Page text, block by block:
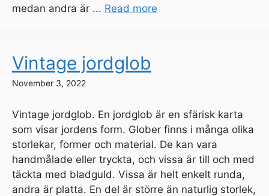
medan andra är ... Read more
Vintage jordglob
November 3, 2022
Vintage jordglob. En jordglob är en sfärisk karta
som visar jordens form. Glober finns i många olika
storlekar, former och material. De kan vara
handmålade eller tryckta, och vissa är till och med
täckta med bladguld. Vissa är helt enkelt runda,
andra är platta. En del är större än naturlig storlek,